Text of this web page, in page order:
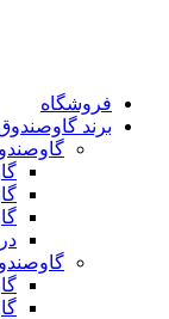
فروشگاه
برند